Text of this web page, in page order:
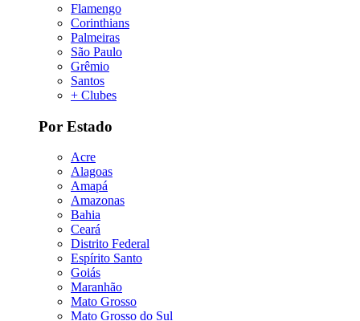
Flamengo
Corinthians
Palmeiras
São Paulo
Grêmio
Santos
+ Clubes
Por Estado
Acre
Alagoas
Amapá
Amazonas
Bahia
Ceará
Distrito Federal
Espírito Santo
Goiás
Maranhão
Mato Grosso
Mato Grosso do Sul